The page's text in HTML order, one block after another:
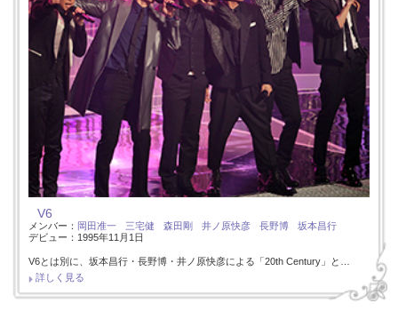
V6
メンバー： 岡田准一 三宅健 森田剛 井ノ原快彦 長野博
坂本昌行
デビュー：1995年11月1日
V6とは別に、坂本昌行・長野博・井ノ原快彦による「20th Century」と…
詳しく見る